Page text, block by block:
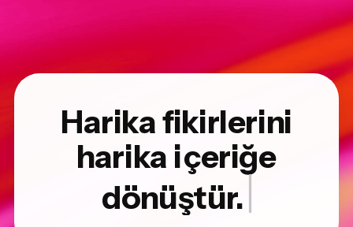
Harika fikirlerini
harika içeriğe
dönüştür.